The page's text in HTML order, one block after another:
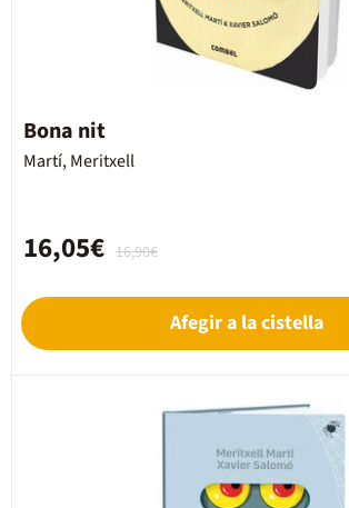
Bona nit
Martí, Meritxell
16,90€
16,05€
Afegir a la cistella